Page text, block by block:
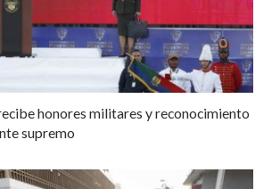
honores militares y reconocimiento
supremo